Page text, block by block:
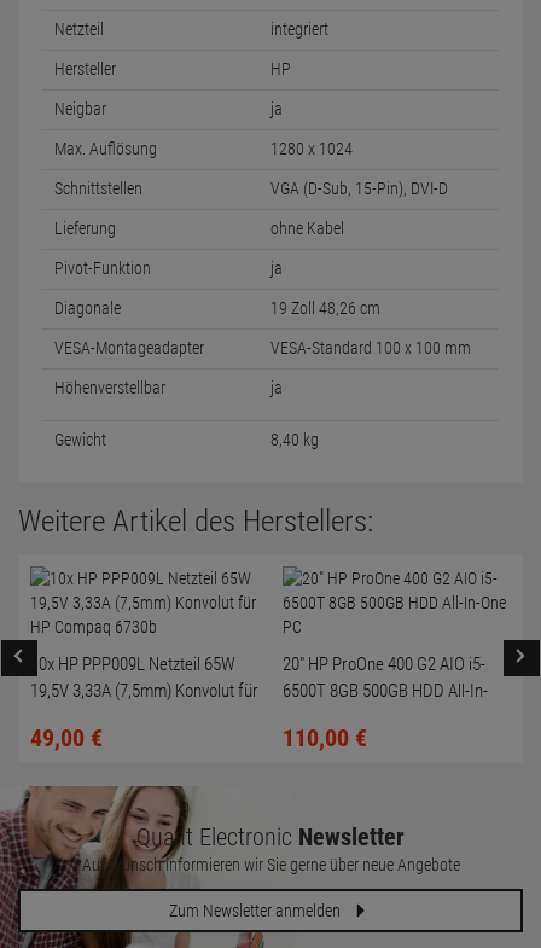
Netzteil integriert
Hersteller HP
Neigbar ja
Max. Auflösung 1280 x 1024
Schnittstellen VGA (D-Sub, 15-Pin), DVI-D
Lieferung ohne Kabel
Pivot-Funktion ja
Diagonale 19 Zoll 48,26 cm
VESA-Montageadapter VESA-Standard 100 x 100 mm
Höhenverstellbar ja
Gewicht 8,40 kg
Weitere Artikel des Herstellers:
10x HP PPP009L Netzteil 65W
19,5V 3,33A (7,5mm) Konvolut für
49,00 €
20" HP ProOne 400 G2 AIO i5-
6500T 8GB 500GB HDD All-In-
110,00 €
Quant Electronic Newsletter
Auf Wunsch informieren wir Sie gerne über neue Angebote
Zum Newsletter anmelden